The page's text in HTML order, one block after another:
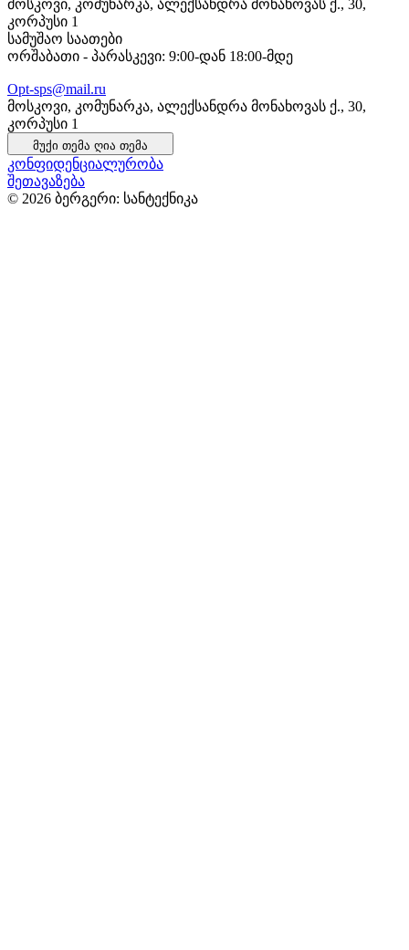
მოსკოვი, კომუნარკა, ალექსანდრა მონახოვას ქ., 30,
კორპუსი 1
სამუშაო საათები
ორშაბათი - პარასკევი: 9:00-დან 18:00-მდე
Opt-sps@mail.ru
მოსკოვი, კომუნარკა, ალექსანდრა მონახოვას ქ., 30,
კორპუსი 1
მუქი თემა ღია თემა
კონფიდენციალურობა
შეთავაზება
© 2026 ბერგერი: სანტექნიკა